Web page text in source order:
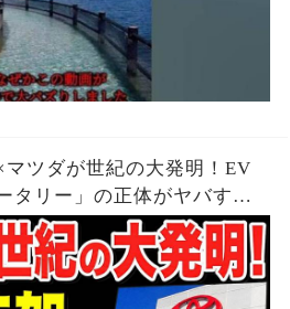
マツダが世紀の大発明！EV
タリー」の正体がヤバすぎ